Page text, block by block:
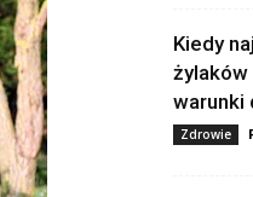
Kiedy
żylaków
warunki
Zdrowie